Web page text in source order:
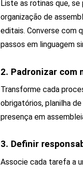
Liste as rotinas que, se
organização de
editais. Converse com
passos em linguagem
2. Padronizar com
Transforme cada
obrigatórios, planilha
presença em
3. Definir
Associe cada tarefa a